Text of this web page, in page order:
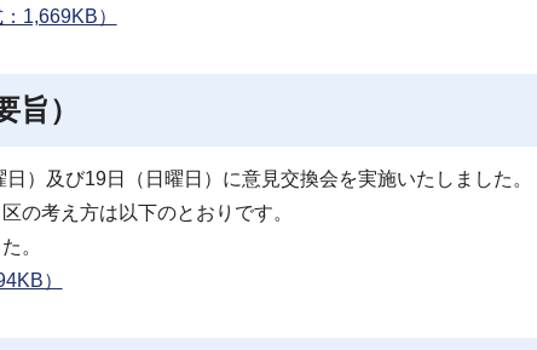
1,669KB）
）
）及び19日（日曜日）に意見交換会を実施いたしました。
の考え方は以下のとおりです。
。
）